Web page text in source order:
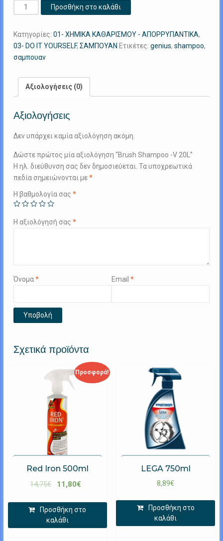
Brush
Shampoo
V
20L
ποσότητα
Προσθήκη στο καλάθι
Κατηγορίες: 01- ΧΗΜΙΚΑ ΚΑΘΑΡΙΣΜΟΥ - ΑΠΟΡΡΥΠΑΝΤΙΚΑ,
03- DO IT YOURSELF, ΣΑΜΠΟΥΑΝ Ετικέτες: genius, shampoo,
σαμπουαν
Αξιολογήσεις (0)
Αξιολογήσεις
Δεν υπάρχει καμία αξιολόγηση ακόμη.
Δώστε πρώτος μία αξιολόγηση “Brush Shampoo -V 20L”
Η ηλ. διεύθυνση σας δεν δημοσιεύεται. Τα υποχρεωτικά
πεδία σημειώνονται με*
Η βαθμολογία σας *
Η αξιολόγησή σας *
Όνομα* Email *
Σχετικά προϊόντα
Προσφορά!
Red Iron 500ml
14,75€ 11,80€
Προσθήκη στο
καλάθι
LEGA 750ml
8,89€
Προσθήκη στο
καλάθι